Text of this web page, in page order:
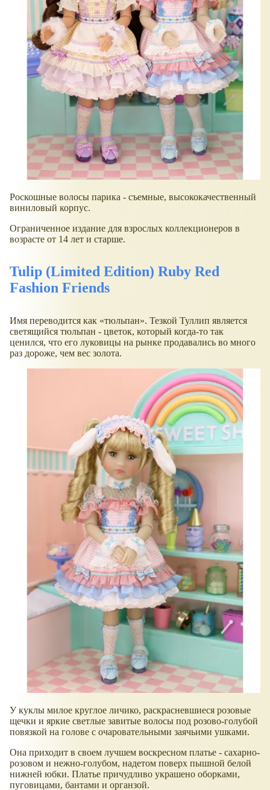
Роскошные волосы парика - съемные, высококачественный
виниловый корпус.
Ограниченное издание для взрослых коллекционеров в
возрасте от 14 лет и старше.
Tulip (Limited Edition) Ruby Red
Fashion Friends
Имя переводится как тюльпан . Тезкой Туллип является
светящийся тюльпан - цветок, который когда-то так
ценился, что его луковицы на рынке продавались во много
раз дороже, чем вес золота.
У куклы милое круглое личико, раскрасневшиеся розовые
щечки и яркие светлые завитые волосы под розово-голубой
повязкой на голове с очаровательными заячьими ушками.
Она приходит в своем лучшем воскресном платье - сахарно-
розовом и нежно-голубом, надетом поверх пышной белой
нижней юбки. Платье причудливо украшено оборками,
пуговицами, бантами и органзой.